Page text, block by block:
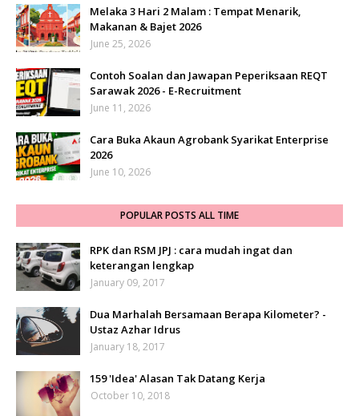
Melaka 3 Hari 2 Malam : Tempat Menarik,
Makanan & Bajet 2026
June 25, 2026
Contoh Soalan dan Jawapan Peperiksaan REQT
Sarawak 2026 - E-Recruitment
June 11, 2026
Cara Buka Akaun Agrobank Syarikat Enterprise
2026
June 10, 2026
POPULAR POSTS ALL TIME
RPK dan RSM JPJ : cara mudah ingat dan
keterangan lengkap
January 09, 2017
Dua Marhalah Bersamaan Berapa Kilometer? -
Ustaz Azhar Idrus
January 18, 2017
159 'Idea' Alasan Tak Datang Kerja
October 10, 2018